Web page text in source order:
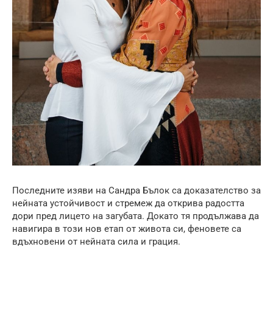
Последните изяви на Сандра Бълок са доказателство за
нейната устойчивост и стремеж да открива радостта
дори пред лицето на загубата. Докато тя продължава да
навигира в този нов етап от живота си, феновете са
вдъхновени от нейната сила и грация.